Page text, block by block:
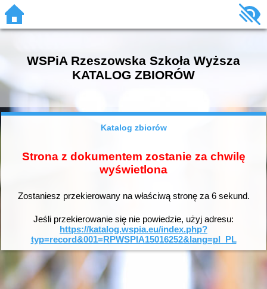
WSPiA Rzeszowska Szkoła Wyższa
KATALOG ZBIORÓW
Katalog zbiorów
Strona z dokumentem zostanie za chwilę
wyświetlona
Zostaniesz przekierowany na właściwą stronę za 6sekund.
Jeśli przekierowanie się nie powiedzie, użyj adresu:
https://katalog.wspia.eu/index.php?
typ=record&001=RPWSPIA15016252&lang=pl_PL